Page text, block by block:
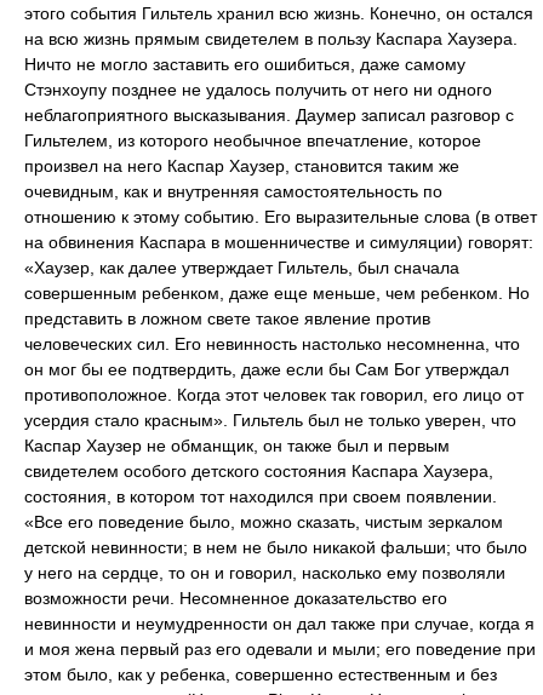
этого события Гильтель хранил всю жизнь. Конечно, он остался
на всю жизнь прямым свидетелем в пользу Каспара Хаузера.
Ничто не могло заставить его ошибиться, даже самому
Стэнхоупу позднее не удалось получить от него ни одного
неблагоприятного высказывания. Даумер записал разговор с
Гильтелем, из которого необычное впечатление, которое
произвел на него Каспар Хаузер, становится таким же
очевидным, как и внутренняя самостоятельность по
отношению к этому событию. Его выразительные слова (в ответ
на обвинения Каспара в мошенничестве и симуляции) говорят:
«Хаузер, как далее утверждает Гильтель, был сначала
совершенным ребенком, даже еще меньше, чем ребенком. Но
представить в ложном свете такое явление против
человеческих сил. Его невинность настолько несомненна, что
он мог бы ее подтвердить, даже если бы Сам Бог утверждал
противоположное. Когда этот человек так говорил, его лицо от
усердия стало красным». Гильтель был не только уверен, что
Каспар Хаузер не обманщик, он также был и первым
свидетелем особого детского состояния Каспара Хаузера,
состояния, в котором тот находился при своем появлении.
«Все его поведение было, можно сказать, чистым зеркалом
детской невинности; в нем не было никакой фальши; что было
у него на сердце, то он и говорил, насколько ему позволяли
возможности речи. Несомненное доказательство его
невинности и неумудренности он дал также при случае, когда я
и моя жена первый раз его одевали и мыли; его поведение при
этом было, как у ребенка, совершенно естественным и без